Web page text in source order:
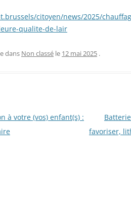
citoyen/news/2025/
qualite-de-lair
dans Non classé le 12 mai 2025 .
à votre (vos) enfant(s) :
favoriser,